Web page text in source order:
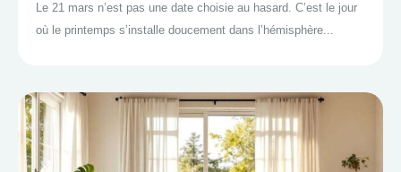
Le 21 mars n’est pas une date choisie au hasard. C’est le jour
où le printemps s’installe doucement dans l’hémisphère...